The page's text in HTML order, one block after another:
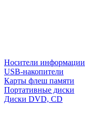
Носители информации
USB-накопители
Карты флеш памяти
Портативные диски
Диски DVD, CD